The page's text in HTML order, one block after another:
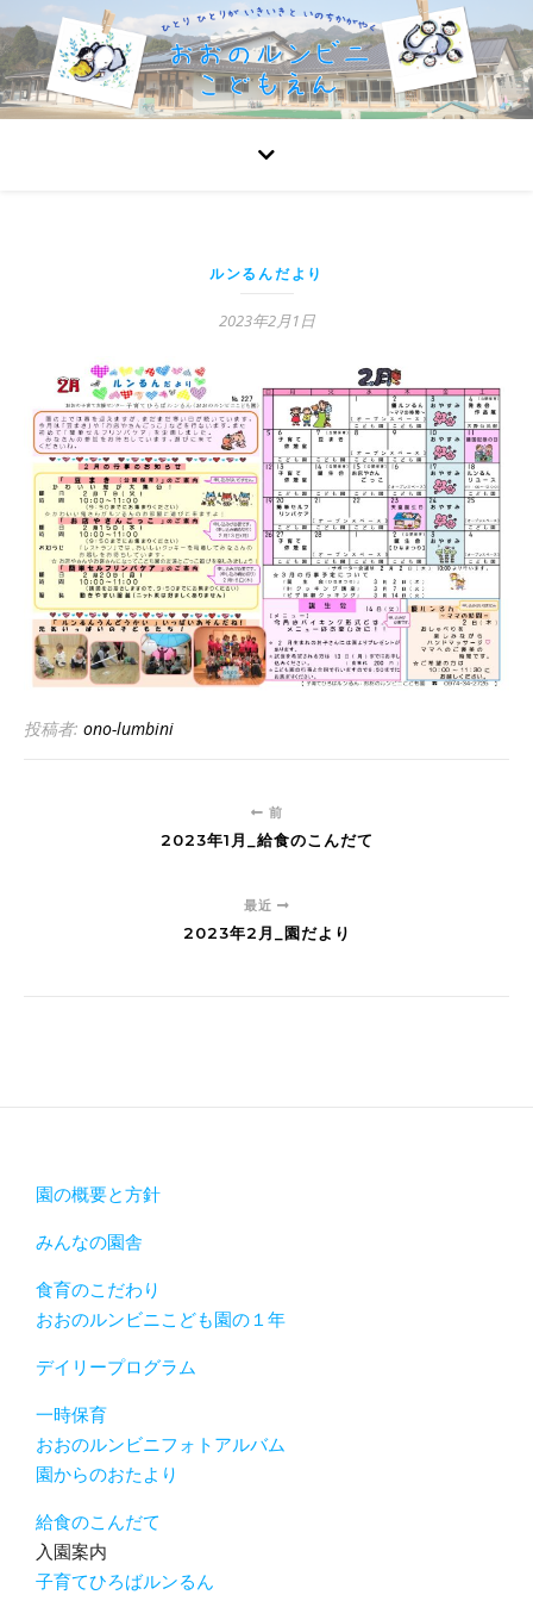
ルンるんだより
2023年2月1日
投稿者: ono-lumbini
前
2023年1月_給食のこんだて
最近
2023年2月_園だより
園の概要と方針
みんなの園舎
食育のこだわり
おおのルンビニこども園の１年
デイリープログラム
一時保育
おおのルンビニフォトアルバム
園からのおたより
給食のこんだて
入園案内
子育てひろばルンるん